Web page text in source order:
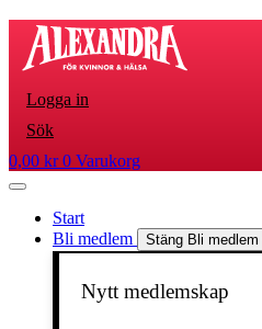
Hoppa
innehåll
Logga in
Sök
0,00 kr 0 Varukorg
Start
Bli medlem
Stäng Bli medlem
Nytt medlemskap